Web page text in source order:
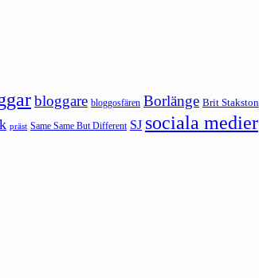
bloggare bloggosfären Borlänge Brit Stakston
präst Same Same But Different SJ sociala medier